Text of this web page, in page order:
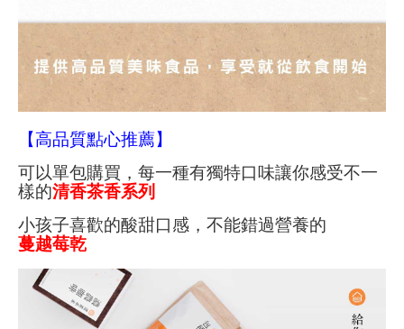
【高品質點心推薦】
可以單包購買，每一種有獨特口味讓你感受不一
樣的清香茶香系列
小孩子喜歡的酸甜口感，不能錯過營養的
蔓越莓乾